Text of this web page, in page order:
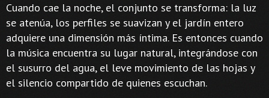
Cuando cae la noche, el conjunto se transforma: la luz
se atenúa, los perfiles se suavizan y el jardín entero
adquiere una dimensión más íntima. Es entonces cuando
la música encuentra su lugar natural, integrándose con
el susurro del agua, el leve movimiento de las hojas y
el silencio compartido de quienes escuchan.